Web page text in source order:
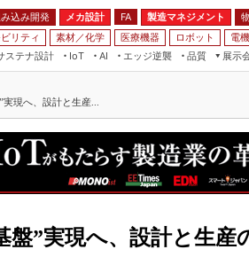
込み開発 メカ設計 FA 製造マネジメント
リティ 素材／化学 医療機器 ロボット 電機
ステナ設計
IoT
AI
エッジ逆襲 品質
展示
JIMTOF
組込み/エッジ コンピューティング
展＆IoT/5Gソリューション展
IIFES
国際ロボット展
ジャパンモビリティショー
TECHNO-FRONTIER
つながるクルマ
5G
VR／AR
フィールドサービス
組み込み画像技術
製造マネジメント
FA
モビリティ
現へ、設計と生産...
”実現へ、設計と生産